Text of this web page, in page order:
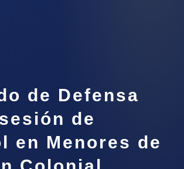
de Defensa
de
en Menores de